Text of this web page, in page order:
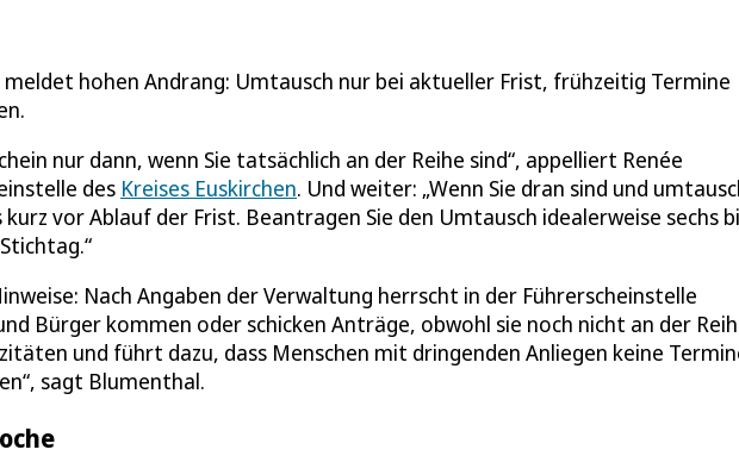
meldet hohen Andrang: Umtausch nur bei aktueller Frist, frühzeitig Termine
nur dann, wenn Sie tatsächlich an der Reihe sind“, appelliert Renée
des Kreises Euskirchen. Und weiter: „Wenn Sie dran sind und
vor Ablauf der Frist. Beantragen Sie den Umtausch idealerweise sechs
Nach Angaben der Verwaltung herrscht in der Führerscheinstelle
Bürger kommen oder schicken Anträge, obwohl sie noch nicht an der
und führt dazu, dass Menschen mit dringenden Anliegen keine
sagt Blumenthal.